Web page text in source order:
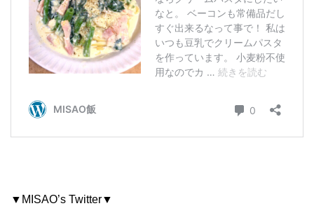
▼MISAO’s Twitter▼